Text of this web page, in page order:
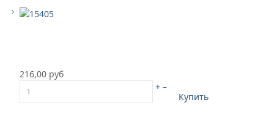
216,00 руб
+ –
Купить